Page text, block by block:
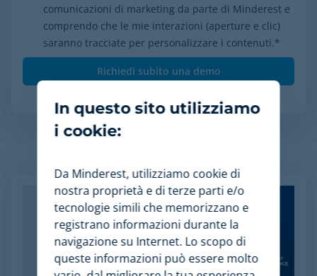
comunicazioni di marketing da parte di Minderest e
comprendo che le mie interazioni (aperture e clic)
saranno tracciate per personalizzare i contenuti.*
Articoli Relazionati
In questo sito utilizziamo
i cookie:
Da Minderest, utilizziamo cookie di
nostra proprietà e di terze parti e/o
tecnologie simili che memorizzano e
registrano informazioni durante la
navigazione su Internet. Lo scopo di
queste informazioni può essere molto